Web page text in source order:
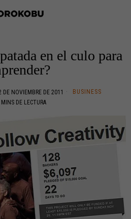
en el culo para
DE NOVIEMBRE DE 2011
BUSINESS
DE LECTURA